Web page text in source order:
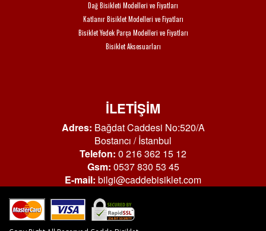
Dağ Bisikleti Modelleri ve Fiyatları
Katlanır Bisiklet Modelleri ve Fiyatları
Bisiklet Yedek Parça Modelleri ve Fiyatları
Bisiklet Aksesuarları
İLETİŞİM
Adres: Bağdat Caddesi No:520/A
Bostancı / İstanbul
Telefon: 0 216 362 15 12
Gsm: 0537 830 53 45
E-mail: bilgi@caddebisiklet.com